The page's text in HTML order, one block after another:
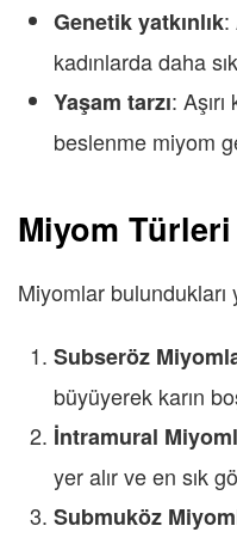
Genetik yatkınlık:
kadınlarda daha
Yaşam tarzı:
beslenme miyom
Miyom
Miyomlar bulundukları
Subseröz
büyüyerek karın
İntramural
yer alır ve en sık
Submuköz